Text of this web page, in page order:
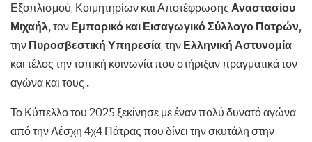
Εξοπλισμού, Κοιμητηρίων και Αποτέφρωσης Αναστασίου
Μιχαήλ,τον Εμπορικό και Εισαγωγικό Σύλλογο Πατρών,
την Πυροσβεστική Υπηρεσία, την Ελληνική Αστυνομία
και τέλος την τοπική κοινωνία που στήριξαν πραγματικά τον
αγώνα και τους .
Το Κύπελλο του 2025 ξεκίνησε με έναν πολύ δυνατό αγώνα
από την Λέσχη 4χ4 Πάτρας που δίνει την σκυτάλη στην